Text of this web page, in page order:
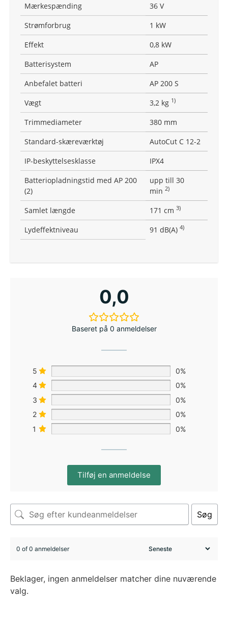
Mærkespænding
36 V
Strømforbrug
1 kW
Effekt
0,8 kW
Batterisystem
AP
Anbefalet batteri
AP 200 S
Vægt
3,2 kg 1)
Trimmediameter
380 mm
Standard-skæreværktøj
AutoCut C 12-2
IP-beskyttelsesklasse
IPX4
Batteriopladningstid med AP 200
(2)
upp till 30
min 2)
Samlet længde 171 cm 3)
Lydeffektniveau 91 dB(A) 4)
0,0
Baseret på 0 anmeldelser
5
0%
4
0%
3
0%
2
0%
1
0%
Tilføj en anmeldelse
Søg
0 of 0 anmeldelser
Beklager, ingen anmeldelser matcher dine nuværende
valg.